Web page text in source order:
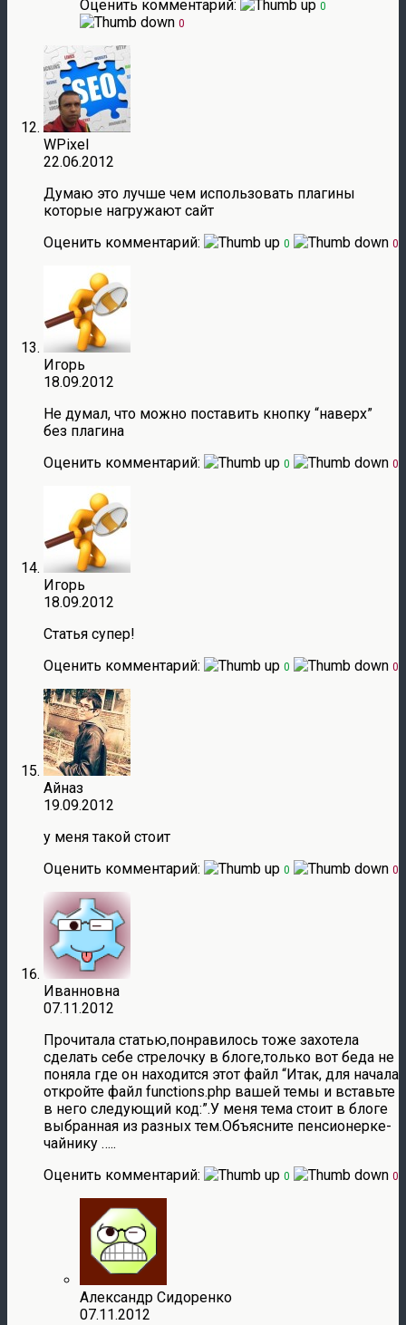
Оценить комментарий:
0
0
WPixel
22.06.2012
Думаю это лучше чем использовать плагины
которые нагружают сайт
Оценить комментарий:
0 0
Игорь
18.09.2012
Не думал, что можно поставить кнопку “наверх”
без плагина
Оценить комментарий:
0 0
Игорь
18.09.2012
Статья супер!
Оценить комментарий:
0 0
Айназ
19.09.2012
у меня такой стоит
Оценить комментарий:
0 0
Иванновна
07.11.2012
Прочитала статью,понравилось тоже захотела
сделать себе стрелочку в блоге,только вот беда не
поняла где он находится этот файл “Итак, для начала
откройте файл functions.php вашей темы и вставьте
в него следующий код:”.У меня тема стоит в блоге
выбранная из разных тем.Объясните пенсионерке-
чайнику …..
Оценить комментарий:
0 0
Александр Сидоренко
07.11.2012